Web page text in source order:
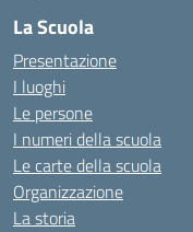
La Scuola
Presentazione
I luoghi
Le persone
I numeri della scuola
Le carte della scuola
Organizzazione
La storia